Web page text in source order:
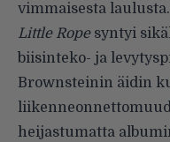
vimmaisesta laulusta.
Little Ropesyntyi
biisinteko- ja
Brownsteinin äidin
heijastumatta